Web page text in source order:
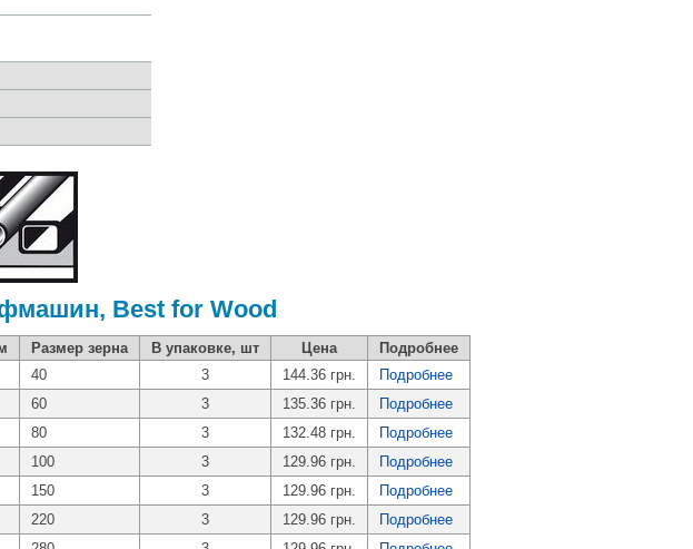
Best for Wood
Размер зерна В упаковке, шт Цена
Подробнее
40 3 144.36 грн.
Подробнее
60 3 135.36 грн.
Подробнее
80 3 132.48 грн.
Подробнее
100 3 129.96 грн.
Подробнее
150 3 129.96 грн.
Подробнее
220 3 129.96 грн.
Подробнее